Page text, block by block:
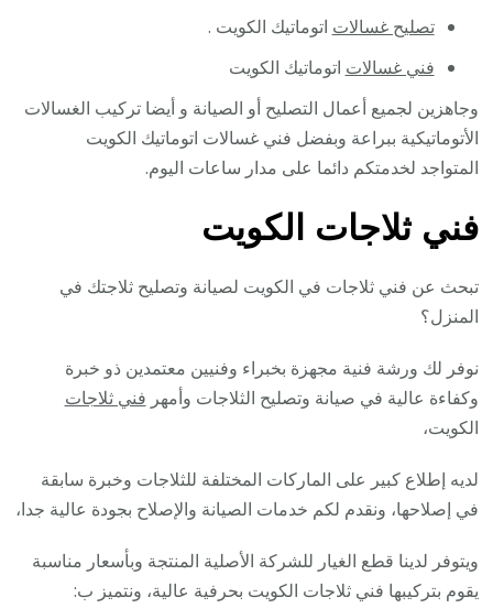
تصليح غسالات اتوماتيك الكويت .
فني غسالات اتوماتيك الكويت
وجاهزين لجميع أعمال التصليح أو الصيانة و أيضا تركيب الغسالات
الأتوماتيكية ببراعة وبفضل فني غسالات اتوماتيك الكويت
المتواجد لخدمتكم دائما على مدار ساعات اليوم.
فني ثلاجات الكويت
تبحث عن فني ثلاجات في الكويت لصيانة وتصليح ثلاجتك في
المنزل؟
نوفر لك ورشة فنية مجهزة بخبراء وفنيين معتمدين ذو خبرة
وكفاءة عالية في صيانة وتصليح الثلاجات وأمهر فني ثلاجات
الكويت،
لديه إطلاع كبير على الماركات المختلفة للثلاجات وخبرة سابقة
في إصلاحها، ونقدم لكم خدمات الصيانة والإصلاح بجودة عالية جدا،
ويتوفر لدينا قطع الغيار للشركة الأصلية المنتجة وبأسعار مناسبة
يقوم بتركيبها فني ثلاجات الكويت بحرفية عالية، ونتميز ب: